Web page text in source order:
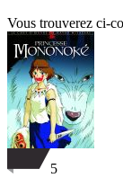
Vous trouverez ci-
5